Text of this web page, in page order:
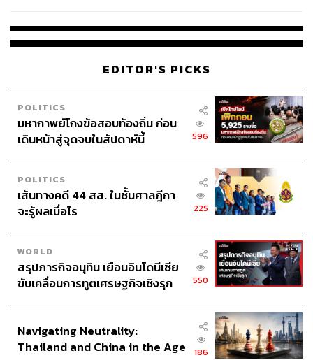
ABOUT THE PHOTOGRAPHER
ศวิตา พูลเสถียร
ช่างภาพข่าว ประจำสำนักข่าว THE
STANDARD
EDITOR'S PICKS
POLITICS
มหากาพย์โกงข้อสอบท้องถิ่น ก่อน
เดินหน้าสู่จุดจบในสัปดาห์นี้
596
POLITICS
เส้นทางคดี 44 สส. ในชั้นศาลฎีกา
จะรู้ผลเมื่อไร
225
WORLD
สรุปภารกิจอนุทิน เยือนอินโดนีเซีย
ขับเคลื่อนการทูตเศรษฐกิจเชิงรุก
550
Navigating Neutrality:
Thailand and China in the Age
186